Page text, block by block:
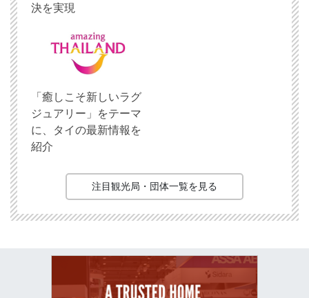
決を実現
「癒しこそ新しいラグ
ジュアリー」をテーマ
に、タイの最新情報を
紹介
注目観光局・団体一覧を見る